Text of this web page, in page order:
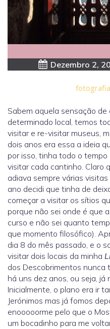
Dezembro 2,
fotografia
Sabem aquela sensação de
determinado local, temos
visitar e re-visitar museus,
dois anos era essa a ideia
por isso, tinha todo o
visitar cada cantinho. Claro
adiava sempre várias
ano decidi que tinha de
começar a visitar os sítios
porque não sei onde é que
curso e não sei quanto
que momento filosófico).
dia 8 do mês passado, e o
visitar dois locais da minha
dos Descobrimentos nunca
há uns dez anos, ou seja, já
Inicialmente, o plano era ir
Jerónimos mas já fomos
enooooorme pelo que o
um bocadinho para me